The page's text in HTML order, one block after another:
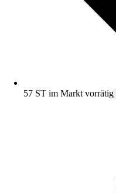
57 ST im Markt vorrätig